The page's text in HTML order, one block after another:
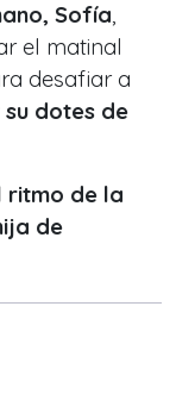
Sofía,
el matinal
desafiar a
dotes de
ritmo de la
de